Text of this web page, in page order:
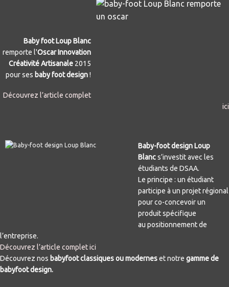
Baby foot Loup Blanc
remporte l'Oscar Innovation
Créativité Artisanale 2015
pour ses baby foot design!
Découvrez l’article complet
ici
Baby-foot design Loup
Blancs’investit avec les
étudiants de DSAA.
Le principe : un étudiant
participe à un projet régional
pour co-concevoir un
produit spécifique
au positionnement de
l’entreprise.
Découvrez l’article complet ici
Découvrez nos babyfoot classiques ou moderneset notre gamme de
babyfoot design.